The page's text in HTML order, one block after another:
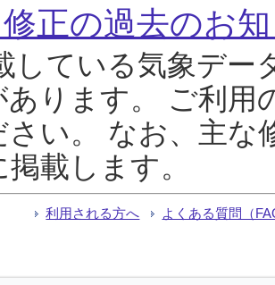
正の過去のお
している気象デー
あります。 ご利用
さい。 なお、主な
載します。
利用される方へ よくある質問（